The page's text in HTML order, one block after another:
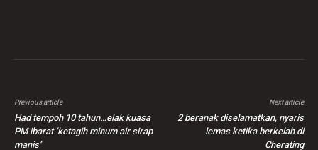
Previous article
Had tempoh 10 tahun…elak kuasa
PM ibarat ‘ketagih minum air sirap
manis’
Next article
2 beranak diselamatkan, nyaris
lemas ketika berkelah di
Cherating